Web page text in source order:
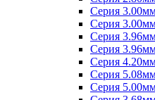
Серия
Серия
Серия
Серия
Серия
Серия
Серия